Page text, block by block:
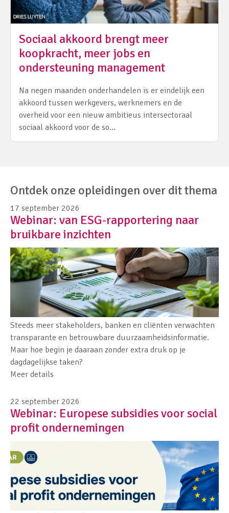
Sociaal akkoord brengt meer
koopkracht, meer jobs en
ondersteuning management
Na negen maanden onderhandelen is er eindelijk een
akkoord tussen werkgevers, werknemers en de
overheid voor een nieuw ambitieus intersectoraal
sociaal akkoord voor de so…
Ontdek onze opleidingen over dit thema
17 september 2026
Webinar: van ESG-rapportering naar
bruikbare inzichten
Steeds meer stakeholders, banken en cliënten verwachten
transparante en betrouwbare duurzaamheidsinformatie.
Maar hoe begin je daaraan zonder extra druk op je
dagdagelijkse taken?
Meer details
22 september 2026
Webinar: Europese subsidies voor social
profit ondernemingen